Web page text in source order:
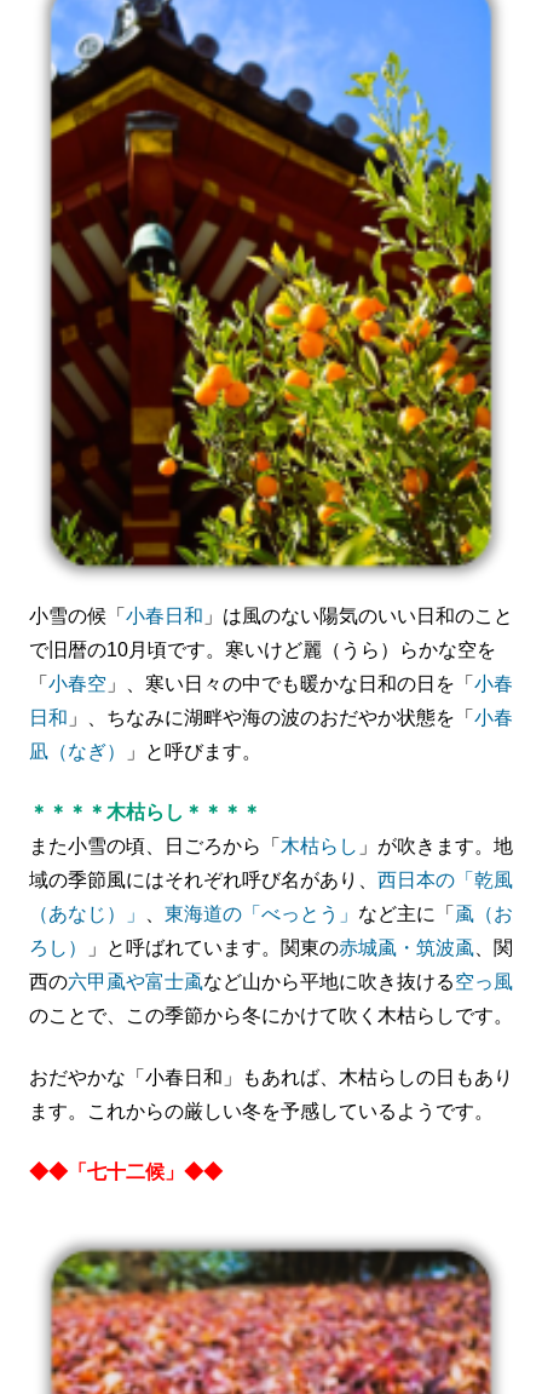
小雪の候「 小春日和 」は風のない陽気のいい日和のこと
で旧暦の10月頃です。寒いけど麗（うら）らかな空を
「 小春空 」、寒い日々の中でも暖かな日和の日を「 小春
日和 」、ちなみに湖畔や海の波のおだやか状態を「 小春
凪（なぎ）
」と呼びます。
＊＊＊＊木枯らし＊＊＊＊
また小雪の頃、日ごろから「 木枯らし 」が吹きます。地
域の季節風にはそれぞれ呼び名があり、 西日本の「乾風
（あなじ）」
東海道の「べっとう」 など主に「 颪（お
ろし）
」と呼ばれています。関東の赤城颪・筑波颪 、関
西の六甲颪や富士颪など山から平地に吹き抜ける空っ風
のことで、この季節から冬にかけて吹く木枯らしです。
おだやかな「小春日和」もあれば、木枯らしの日もあり
ます。これからの厳しい冬を予感しているようです。
◆◆「七十二候」◆◆